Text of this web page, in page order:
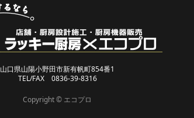
山口県山陽小野田市新有帆町854番1
TEL/FAX 0836-39-8316
Copyright © エコプロ